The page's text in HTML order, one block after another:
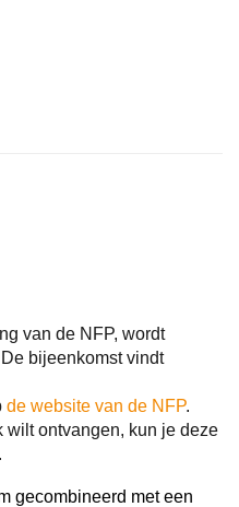
van de NFP, wordt
bijeenkomst vindt
de website van de NFP.
wilt ontvangen, kun je deze
.
gecombineerd met een